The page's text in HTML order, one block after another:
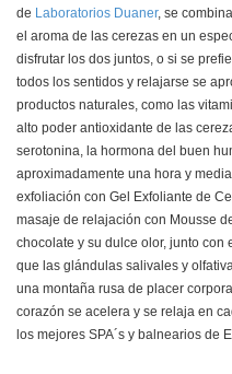
de Laboratorios Duaner, se
el aroma de las cerezas en un
disfrutar los dos juntos, o si se
todos los sentidos y relajarse se
productos naturales, como las
alto poder antioxidante de las
serotonina, la hormona del buen
aproximadamente una hora y
exfoliación con Gel Exfoliante de
masaje de relajación con Mousse
chocolate y su dulce olor, junto
que las glándulas salivales y
una montaña rusa de placer
corazón se acelera y se relaja en
los mejores SPA´s y balnearios de